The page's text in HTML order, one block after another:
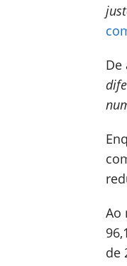
De
Ao
de